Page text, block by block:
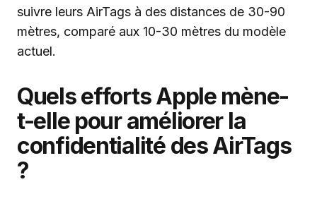
suivre leurs AirTags à des distances de 30-90
mètres, comparé aux 10-30 mètres du modèle
actuel.
Quels efforts Apple mène-
t-elle pour améliorer la
confidentialité des AirTags
?